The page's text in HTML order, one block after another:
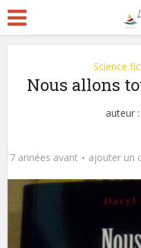
Science
Nous allons
auteur :
7 années avant
ajouter un